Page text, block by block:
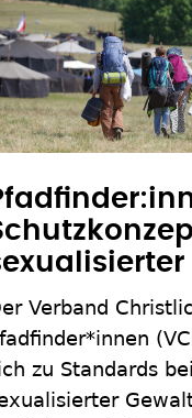
Verband
zu Standards